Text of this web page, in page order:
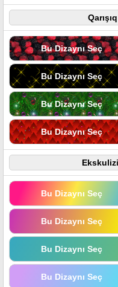
Bu Dizaynı Seç
Bu Dizaynı Seç
Bu Dizaynı Seç
Bu Dizaynı Seç
Bu Dizaynı Seç
Bu Dizaynı Seç
Bu Dizaynı Seç
Bu Dizaynı Seç